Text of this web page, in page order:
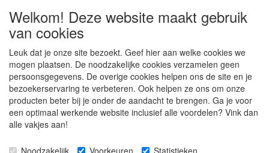
PRIVACYVERKLARING
CONTACTGEGEVENS
www.happyseven.nl
Hogenhof 13-15
3861 CG Nijkerk
Welkom! Deze website maakt gebruik
van cookies
Leuk dat je onze site bezoekt. Geef hier aan welke cookies we
mogen plaatsen. De noodzakelijke cookies verzamelen geen
persoonsgegevens. De overige cookies helpen ons de site en je
bezoekerservaring te verbeteren. Ook helpen ze ons om onze
producten beter bij je onder de aandacht te brengen. Ga je voor
een optimaal werkende website inclusief alle voordelen? Vink dan
alle vakjes aan!
Noodzakelijk Voorkeuren Statistieken